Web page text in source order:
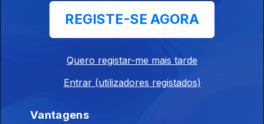
Instale a aplicaçãoRTP Play
REGISTE-SE AGORA
Quero registar-me mais tarde
Entrar (utilizadores registados)
Vantagens